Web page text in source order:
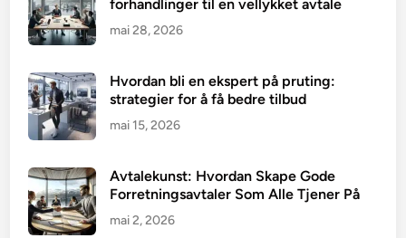
forhandlinger til en vellykket avtale
mai 28, 2026
Hvordan bli en ekspert på pruting:
strategier for å få bedre tilbud
mai 15, 2026
Avtalekunst: Hvordan Skape Gode
Forretningsavtaler Som Alle Tjener På
mai 2, 2026